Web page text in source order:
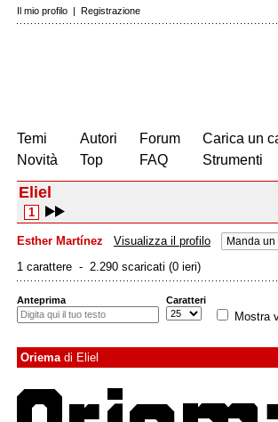
Il mio profilo | Registrazione
Temi
Novità
Autori
Top
Forum
FAQ
Carica un
Strumenti
Eliel
1
Esther Martínez Visualizza il profilo Manda
1 carattere - 2.290 scaricati (0 ieri)
Anteprima Caratteri
Mostra
Oriemadi Eliel